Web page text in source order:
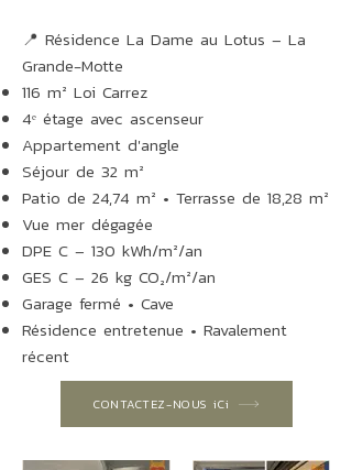
📍 Résidence La Dame au Lotus – La
Grande-Motte
116 m² Loi Carrez
4ᵉ étage avec ascenseur
Appartement d'angle
Séjour de 32 m²
Patio de 24,74 m² • Terrasse de 18,28 m²
Vue mer dégagée
DPE C – 130 kWh/m²/an
GES C – 26 kg CO₂/m²/an
Garage fermé • Cave
Résidence entretenue • Ravalement
récent
CONTACTEZ-NOUS iCi